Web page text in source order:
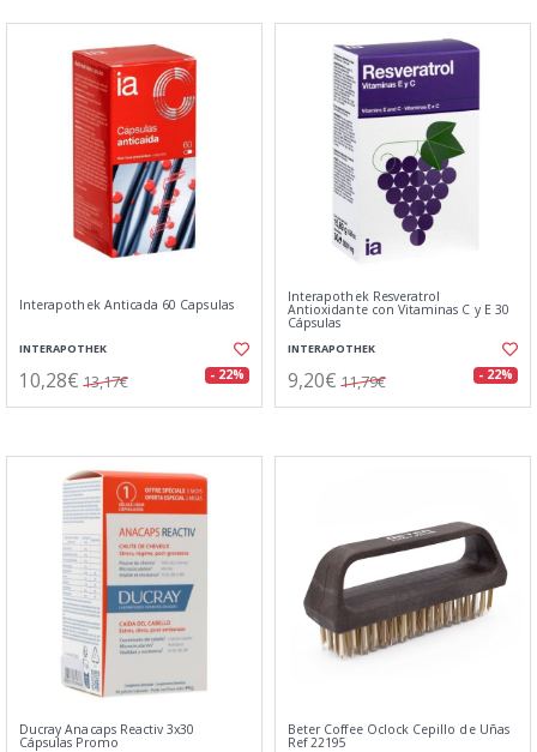
Interapothek Anticada 60 Capsulas
INTERAPOTHEK
10,28€ 13,17€ - 22%
Interapothek Resveratrol
Antioxidante con Vitaminas C y E 30
Cápsulas
INTERAPOTHEK
9,20€ 11,79€ - 22%
Ducray Anacaps Reactiv 3x30
Cápsulas Promo
Beter Coffee Oclock Cepillo de Uñas
Ref 22195